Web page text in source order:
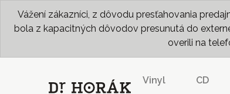
Vážení zákazníci, z dôvodu presťahovania
bola z kapacitných dôvodov presunutá do
overili na
Vinyl CD